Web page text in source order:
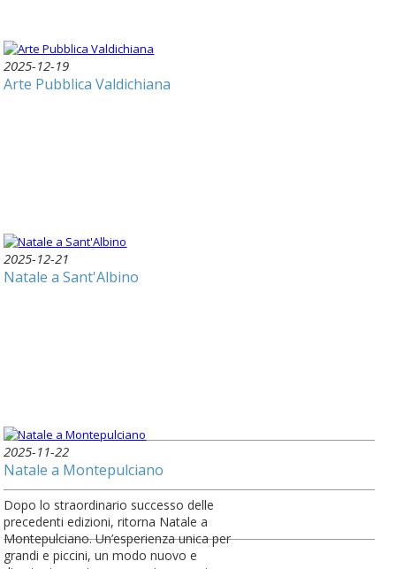
2025-12-19
Arte Pubblica Valdichiana
2025-12-21
Natale a Sant'Albino
2025-11-22
Natale a Montepulciano
Dopo lo straordinario successo delle
precedenti edizioni, ritorna Natale a
Montepulciano. Un’esperienza unica per
grandi e piccini, un modo nuovo e